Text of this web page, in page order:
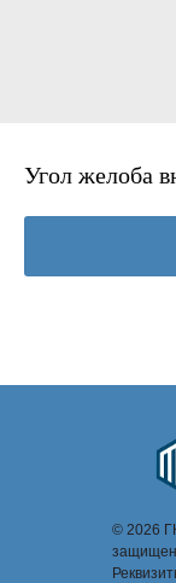
Угол желоба
© 2026